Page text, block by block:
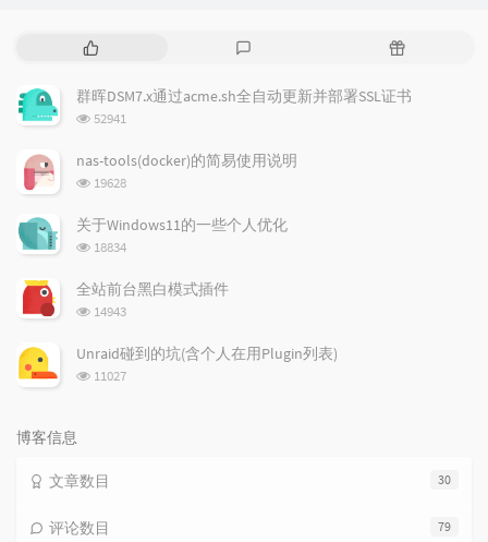
热
文
章
评
论
随
文
群晖DSM7.x通过acme.sh全自动更新并部署SSL证书
浏
次
52941
nas-tools(docker)的简易使用说明
浏
次
数:
19628
关于Windows11的一些个人优化
浏
次
数:
18834
全站前台黑白模式插件
浏
次
14943
Unraid碰到的坑(含个人在用Plugin列表)
浏
11027
博客信息
30
文章数目
79
评论数目